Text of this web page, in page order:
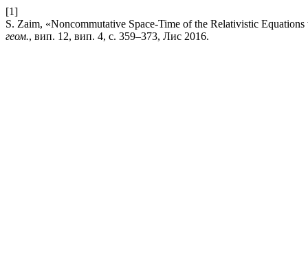
[1]
S. Zaim, «Noncommutative Space-Time of the Relativistic
геом., вип. 12, вип. 4, с. 359–373, Лис 2016.